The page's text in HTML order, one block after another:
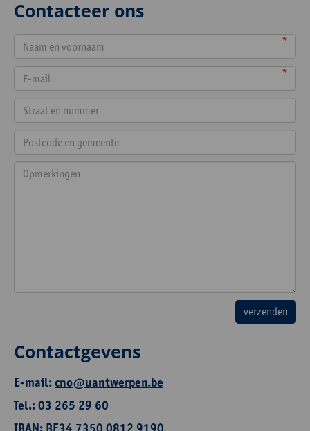
Contacteer ons
*
*
Contactgevens
E-mail:cno@uantwerpen.be
Tel.: 03 265 29 60